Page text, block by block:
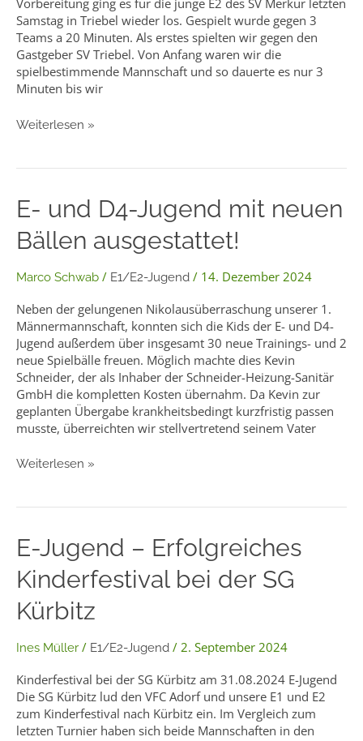
Vorbereitung ging es für die junge E2 des SV Merkur letzten
Samstag in Triebel wieder los. Gespielt wurde gegen 3
Teams a 20 Minuten. Als erstes spielten wir gegen den
Gastgeber SV Triebel. Von Anfang waren wir die
spielbestimmende Mannschaft und so dauerte es nur 3
Minuten bis wir
Weiterlesen »
E- und D4-Jugend mit neuen
Bällen ausgestattet!
Marco Schwab / E1/E2-Jugend / 14. Dezember 2024
Neben der gelungenen Nikolausüberraschung unserer 1.
Männermannschaft, konnten sich die Kids der E- und D4-
Jugend außerdem über insgesamt 30 neue Trainings- und 2
neue Spielbälle freuen. Möglich machte dies Kevin
Schneider, der als Inhaber der Schneider-Heizung-Sanitär
GmbH die kompletten Kosten übernahm. Da Kevin zur
geplanten Übergabe krankheitsbedingt kurzfristig passen
musste, überreichten wir stellvertretend seinem Vater
E-
und
D4-
Jugend
neuen
Bällen
ausgestattet!
Weiterlesen »
E-Jugend – Erfolgreiches
Kinderfestival bei der SG
Kürbitz
Ines Müller / E1/E2-Jugend / 2. September 2024
Kinderfestival bei der SG Kürbitz am 31.08.2024 E-Jugend
Die SG Kürbitz lud den VFC Adorf und unsere E1 und E2
zum Kinderfestival nach Kürbitz ein. Im Vergleich zum
letzten Turnier haben sich beide Mannschaften in den
E-
Jugend
–
Erfolgreiches
Kinderfestival
bei
der
Kürbitz